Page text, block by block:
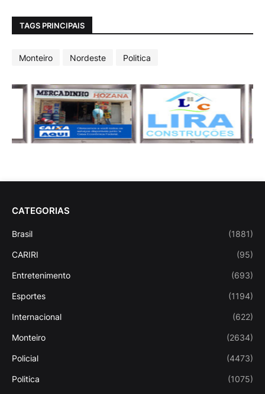
TAGS PRINCIPAIS
Monteiro Nordeste Politica
CATEGORIAS
Brasil (1881)
CARIRI (95)
Entretenimento (693)
Esportes (1194)
Internacional (622)
Monteiro (2634)
Policial (4473)
Politica (1075)